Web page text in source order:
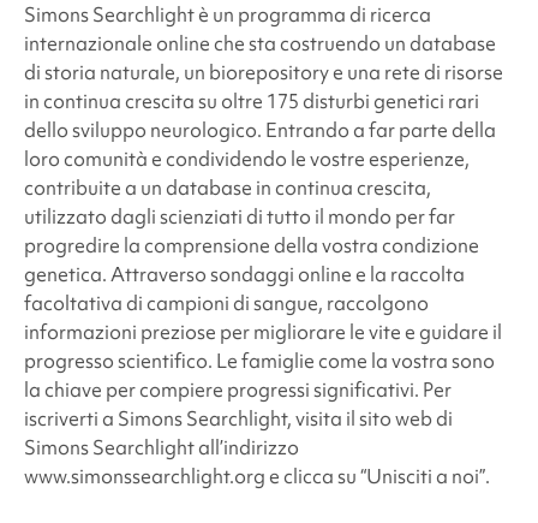
Simons Searchlight è un programma di ricerca
internazionale online che sta costruendo un database
di storia naturale, un biorepository e una rete di risorse
in continua crescita su oltre 175 disturbi genetici rari
dello sviluppo neurologico. Entrando a far parte della
loro comunità e condividendo le vostre esperienze,
contribuite a un database in continua crescita,
utilizzato dagli scienziati di tutto il mondo per far
progredire la comprensione della vostra condizione
genetica. Attraverso sondaggi online e la raccolta
facoltativa di campioni di sangue, raccolgono
informazioni preziose per migliorare le vite e guidare il
progresso scientifico. Le famiglie come la vostra sono
la chiave per compiere progressi significativi. Per
iscriverti a Simons Searchlight, visita il sito web di
Simons Searchlight all’indirizzo
www.simonssearchlight.org e clicca su “Unisciti a noi”.